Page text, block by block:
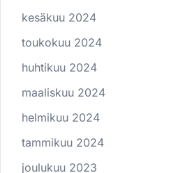
kesäkuu 2024
toukokuu 2024
huhtikuu 2024
maaliskuu 2024
helmikuu 2024
tammikuu 2024
joulukuu 2023